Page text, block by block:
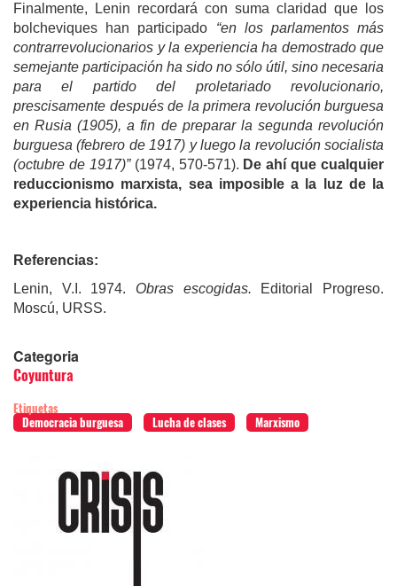
Finalmente, Lenin recordará con suma claridad que los
bolcheviques han participado “en los parlamentos más
contrarrevolucionarios y la experiencia ha demostrado que
semejante participación ha sido no sólo útil, sino necesaria
para el partido del proletariado revolucionario,
prescisamente después de la primera revolución burguesa
en Rusia (1905), a fin de preparar la segunda revolución
burguesa (febrero de 1917) y luego la revolución socialista
(octubre de 1917)”(1974, 570-571). De ahí que cualquier
reduccionismo marxista, sea imposible a la luz de la
experiencia histórica.
Referencias:
Lenin, V.I. 1974. Obras escogidas. Editorial Progreso.
Moscú, URSS.
Categoria
Coyuntura
Etiquetas
Democracia burguesa
Lucha de clases Marxismo